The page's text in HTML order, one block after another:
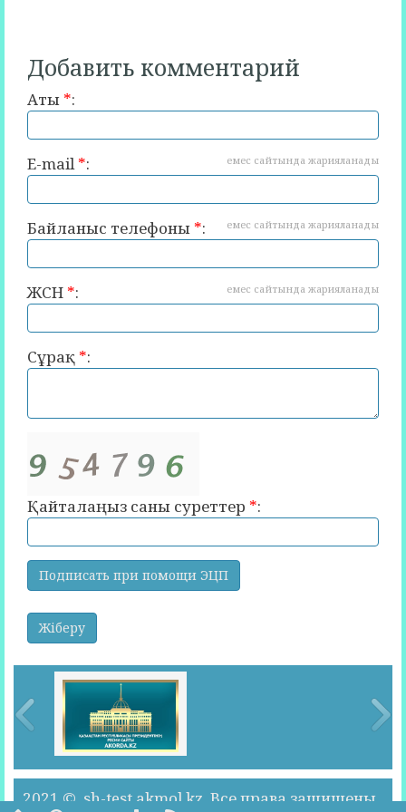
Добавить комментарий
Аты *:
E-mail*: емес сайтында жарияланады
Байланыс телефоны *: емес сайтында жарияланады
ЖСН *: емес сайтында жарияланады
Сұрақ *:
Қайталаңыз саны суреттер *:
2021 © sh-test.akmol.kz. Все права защищены